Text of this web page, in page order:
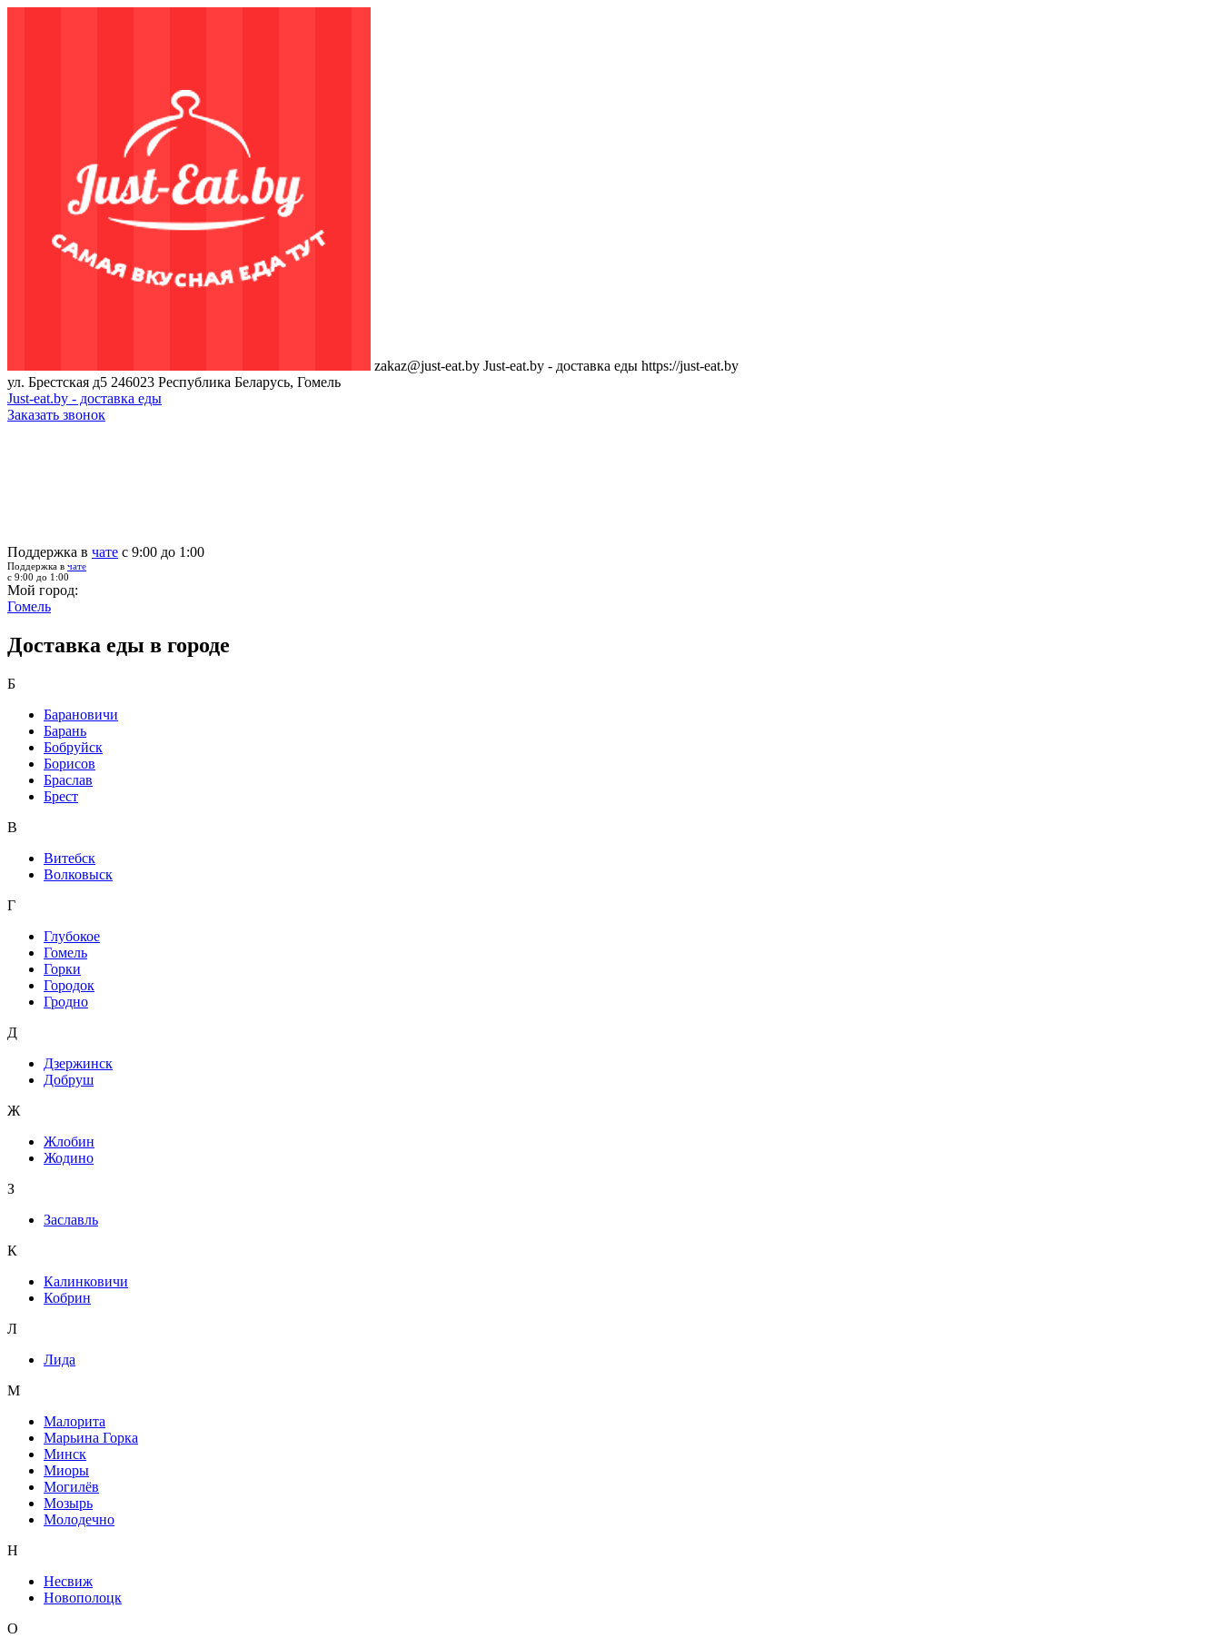
zakaz@just-eat.by Just-eat.by - доставка еды https://just-eat.by
ул. Брестская д5 246023 Республика Беларусь, Гомель
Just-eat.by - доставка еды
Заказать звонок
Поддержка в чате с 9:00 до 1:00
Поддержка в чате
с 9:00 до 1:00
Мой город:
Гомель
Доставка еды в городе
Б
Барановичи
Барань
Бобруйск
Борисов
Браслав
Брест
В
Витебск
Волковыск
Г
Глубокое
Гомель
Горки
Городок
Гродно
Д
Дзержинск
Добруш
Ж
Жлобин
Жодино
З
Заславль
К
Калинковичи
Кобрин
Л
Лида
М
Малорита
Марьина Горка
Минск
Миоры
Могилёв
Мозырь
Молодечно
Н
Несвиж
Новополоцк
О